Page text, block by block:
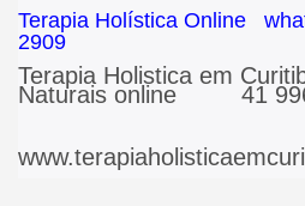
Terapia Holística Online
2909
Terapia Holistica em
Naturais online 41